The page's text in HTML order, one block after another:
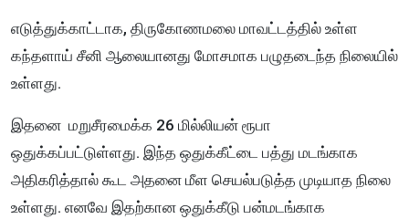
எடுத்துக்காட்டாக, திருகோணமலை மாவட்டத்தில் உள்ள
கந்தளாய் சீனி ஆலையானது மோசமாக பழுதடைந்த நிலையில்
உள்ளது.
இதனை மறுசீரமைக்க 26 மில்லியன் ரூபா
ஒதுக்கப்பட்டுள்ளது. இந்த ஒதுக்கீட்டை பத்து மடங்காக
அதிகரித்தால் கூட அதனை மீள செயல்படுத்த முடியாத நிலை
உள்ளது. எனவே இதற்கான ஒதுக்கீடு பன்மடங்காக